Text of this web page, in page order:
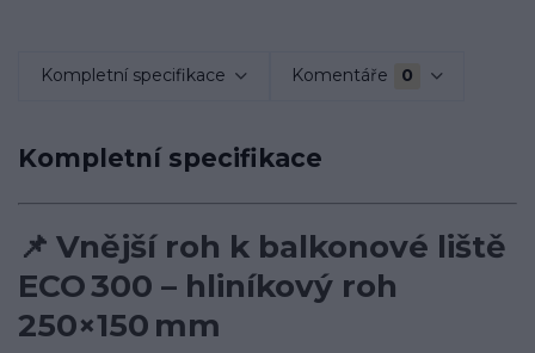
Kompletní specifikace Komentáře 0
Kompletní specifikace
📌 Vnější roh k balkonové liště
ECO 300 – hliníkový roh
250×150 mm